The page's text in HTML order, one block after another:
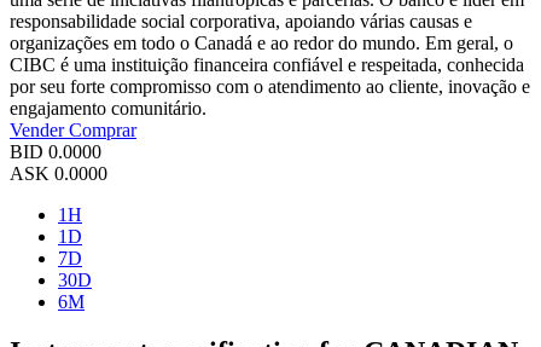
responsabilidade social corporativa, apoiando várias causas e
organizações em todo o Canadá e ao redor do mundo. Em geral, o
CIBC é uma instituição financeira confiável e respeitada, conhecida
por seu forte compromisso com o atendimento ao cliente, inovação e
engajamento comunitário.
VenderComprar
BID 0.0000
ASK 0.0000
1H
1D
7D
30D
6M